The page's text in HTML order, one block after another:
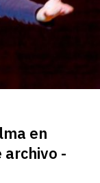
en
archivo -